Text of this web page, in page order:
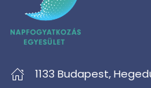
1133 Budapest,